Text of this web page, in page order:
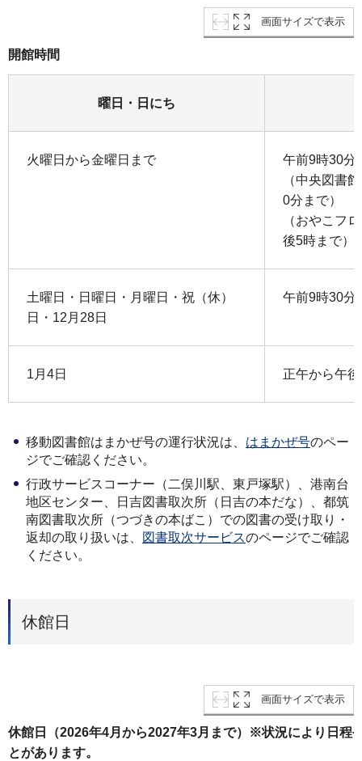
画面サイズで表示
開館時間
曜日・日にち
火曜日から金曜日まで
午前9時30分
（中央図書
0分まで）
（おやこフ
後5時まで）
土曜日・日曜日・月曜日・祝（休）
日・12月28日
午前9時30分
1月4日 正午から午
移動図書館はまかぜ号の運行状況は、 はまかぜ号のペー
ジでご確認ください。
行政サービスコーナー（二俣川駅、東戸塚駅）、港南台
地区センター、日吉図書取次所（日吉の本だな）、都筑
南図書取次所（つづきの本ばこ）での図書の受け取り・
返却の取り扱いは、
図書取次サービスのページでご確認
ください。
休館日
画面サイズで表示
休館日（2026年4月から2027年3月まで）※状況により日程
とがあります。